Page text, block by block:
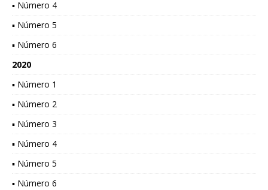
▪ Número 4
▪ Número 5
▪ Número 6
2020
▪ Número 1
▪ Número 2
▪ Número 3
▪ Número 4
▪ Número 5
▪ Número 6